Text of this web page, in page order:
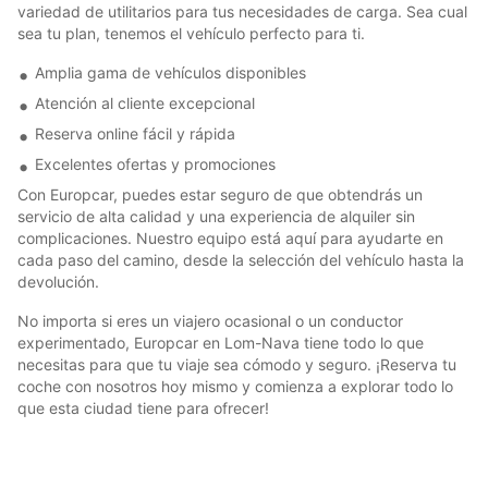
variedad de utilitarios para tus necesidades de carga. Sea cual
sea tu plan, tenemos el vehículo perfecto para ti.
Amplia gama de vehículos disponibles
Atención al cliente excepcional
Reserva online fácil y rápida
Excelentes ofertas y promociones
Con Europcar, puedes estar seguro de que obtendrás un
servicio de alta calidad y una experiencia de alquiler sin
complicaciones. Nuestro equipo está aquí para ayudarte en
cada paso del camino, desde la selección del vehículo hasta la
devolución.
No importa si eres un viajero ocasional o un conductor
experimentado, Europcar en Lom-Nava tiene todo lo que
necesitas para que tu viaje sea cómodo y seguro. ¡Reserva tu
coche con nosotros hoy mismo y comienza a explorar todo lo
que esta ciudad tiene para ofrecer!